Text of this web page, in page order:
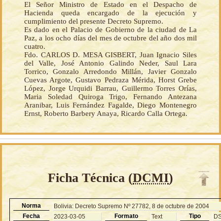
El Señor Ministro de Estado en el Despacho de
Hacienda queda encargado de la ejecución y
cumplimiento del presente Decreto Supremo.
Es dado en el Palacio de Gobierno de la ciudad de La
Paz, a los ocho días del mes de octubre del año dos mil
cuatro.
Fdo. CARLOS D. MESA GISBERT, Juan Ignacio Siles
del Valle, José Antonio Galindo Neder, Saul Lara
Torrico, Gonzalo Arredondo Millán, Javier Gonzalo
Cuevas Argote, Gustavo Pedraza Mérida, Horst Grebe
López, Jorge Urquidi Barrau, Guillermo Torres Orías,
Maria Soledad Quiroga Trigo, Fernando Antezana
Aranibar, Luis Fernández Fagalde, Diego Montenegro
Ernst, Roberto Barbery Anaya, Ricardo Calla Ortega.
Ficha Técnica (DCMI)
Norma
Bolivia: Decreto Supremo Nº 27782, 8 de octubre de 2004
Fecha
2023-03-05 Formato Text Tipo